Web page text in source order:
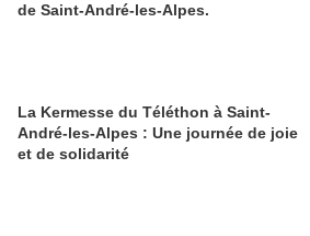
de Saint-André-les-Alpes.
La Kermesse du Téléthon à Saint-
André-les-Alpes : Une journée de joie
et de solidarité